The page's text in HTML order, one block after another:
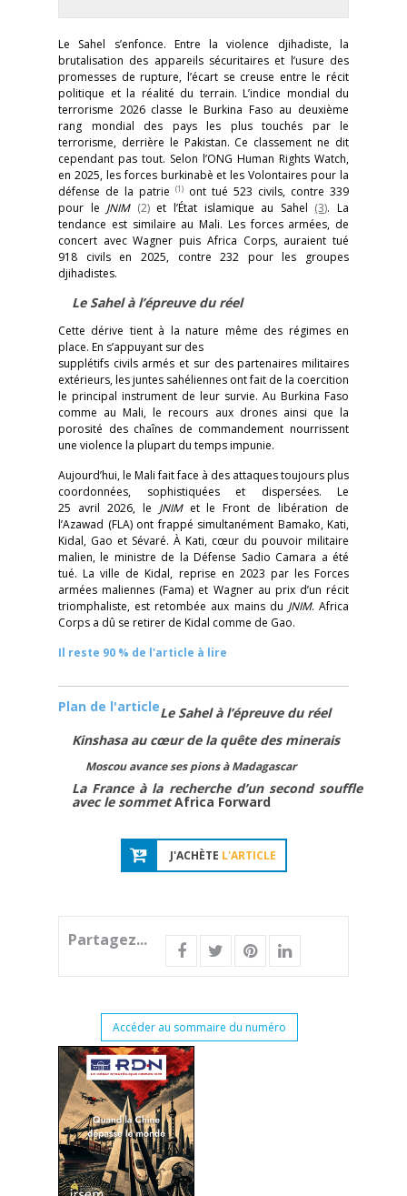
Le Sahel s’enfonce. Entre la violence djihadiste, la
brutalisation des appareils sécuritaires et l’usure des
promesses de rupture, l’écart se creuse entre le récit
politique et la réalité du terrain. L’indice mondial du
terrorisme 2026 classe le Burkina Faso au deuxième
rang mondial des pays les plus touchés par le
terrorisme, derrière le Pakistan. Ce classement ne dit
cependant pas tout. Selon l’ONG Human Rights Watch,
en 2025, les forces burkinabè et les Volontaires pour la
défense de la patrie (1) ont tué 523 civils, contre 339
pour le JNIM (2)et l’État islamique au Sahel (3). La
tendance est similaire au Mali. Les forces armées, de
concert avec Wagner puis Africa Corps, auraient tué
918 civils en 2025, contre 232 pour les groupes
djihadistes.
Le Sahel à l’épreuve du réel
Cette dérive tient à la nature même des régimes en
place. En s’appuyant sur des
supplétifs civils armés et sur des partenaires militaires
extérieurs, les juntes sahéliennes ont fait de la coercition
le principal instrument de leur survie. Au Burkina Faso
comme au Mali, le recours aux drones ainsi que la
porosité des chaînes de commandement nourrissent
une violence la plupart du temps impunie.
Aujourd’hui, le Mali fait face à des attaques toujours plus
coordonnées, sophistiquées et dispersées. Le
25 avril 2026, le JNIMet le Front de libération de
l’Azawad (FLA) ont frappé simultanément Bamako, Kati,
Kidal, Gao et Sévaré. À Kati, cœur du pouvoir militaire
malien, le ministre de la Défense Sadio Camara a été
tué. La ville de Kidal, reprise en 2023 par les Forces
armées maliennes (Fama) et Wagner au prix d’un récit
triomphaliste, est retombée aux mains du JNIM. Africa
Corps a dû se retirer de Kidal comme de Gao.
Il reste 90 % de l'article à lire
Plan de l'articleLe Sahel à l’épreuve du réel
Kinshasa au cœur de la quête des minerais
Moscou avance ses pions à Madagascar
La France à la recherche d’un second souffle
avec le sommetAfrica Forward
J'ACHÈTE L'ARTICLE
Partagez...
Accéder au sommaire du numéro